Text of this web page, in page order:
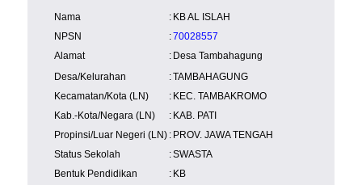
Nama : KB AL ISLAH
NPSN
:70028557
Alamat
: Desa Tambahagung
Desa/Kelurahan
:TAMBAHAGUNG
Kecamatan/Kota (LN)
: KEC. TAMBAKROMO
Kab.-Kota/Negara (LN)
: KAB. PATI
Propinsi/Luar Negeri (LN) : PROV. JAWA TENGAH
Status Sekolah
:SWASTA
Bentuk Pendidikan
: KB